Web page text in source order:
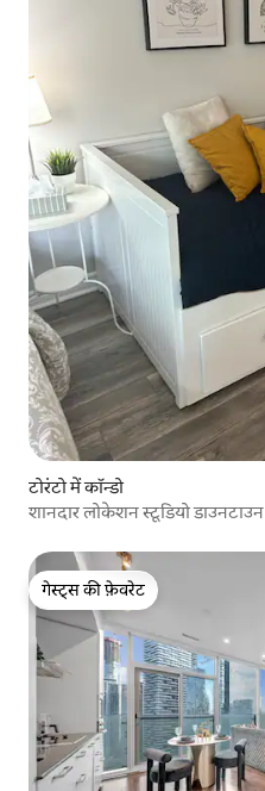
टोरंटो में कॉन्डो
शानदार लोकेशन स्टूडियो डाउनटाउन
गेस्ट्स की फ़ेवरेट
गेस्ट्स की फ़ेवरेट